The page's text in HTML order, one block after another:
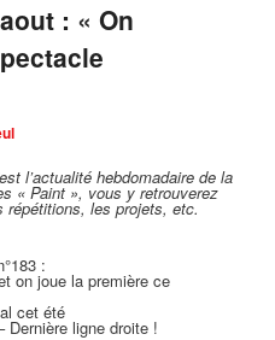
: « On
l’actualité hebdomadaire de la
« Paint », vous y retrouverez
les projets, etc.
:
on joue la première ce
cet été
ligne droite !